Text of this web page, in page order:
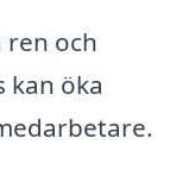
ren och
kan öka